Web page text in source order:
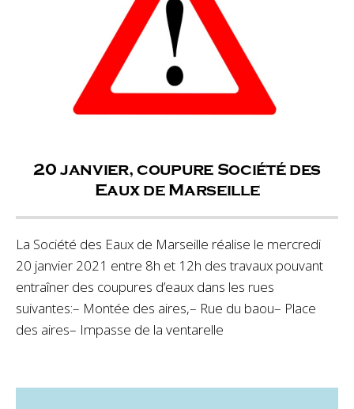
20 janvier, coupure Société des
Eaux de Marseille
La Société des Eaux de Marseille réalise le mercredi
20 janvier 2021 entre 8h et 12h des travaux pouvant
entraîner des coupures d’eaux dans les rues
suivantes:– Montée des aires,– Rue du baou– Place
des aires– Impasse de la ventarelle